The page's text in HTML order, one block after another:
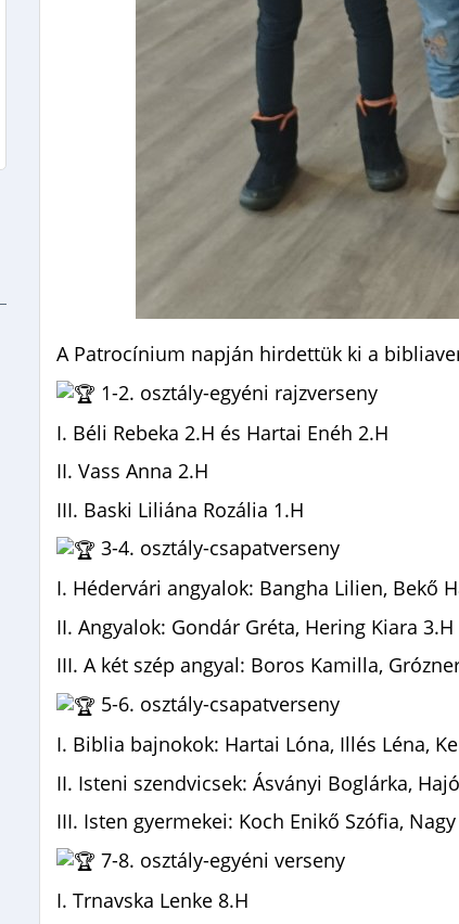
A Patrocínium napján hirdettük ki a
1-2. osztály-egyéni rajzverseny
I. Béli Rebeka 2.H és Hartai Enéh 2.H
II. Vass Anna 2.H
III. Baski Liliána Rozália 1.H
3-4. osztály-csapatverseny
I. Hédervári angyalok: Bangha Lilien, Bekő
II. Angyalok: Gondár Gréta, Hering Kiara 3.H
III. A két szép angyal: Boros Kamilla,
5-6. osztály-csapatverseny
I. Biblia bajnokok: Hartai Lóna, Illés Léna,
II. Isteni szendvicsek: Ásványi Boglárka,
III. Isten gyermekei: Koch Enikő Szófia,
7-8. osztály-egyéni verseny
I. Trnavska Lenke 8.H